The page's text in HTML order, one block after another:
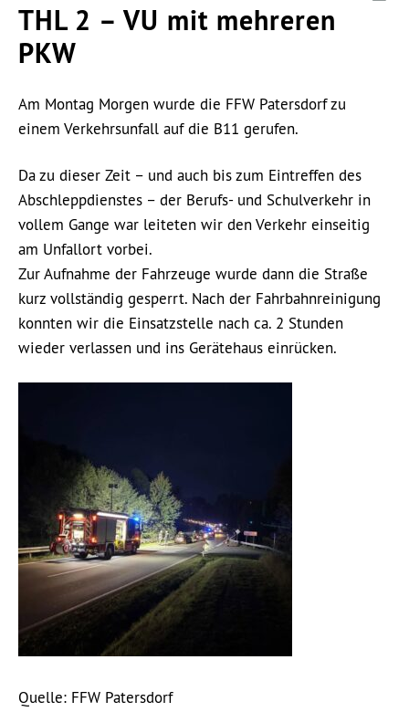
THL 2 – VU mit mehreren
PKW
Am Montag Morgen wurde die FFW Patersdorf zu
einem Verkehrsunfall auf die B11 gerufen.
Da zu dieser Zeit – und auch bis zum Eintreffen des
Abschleppdienstes – der Berufs- und Schulverkehr in
vollem Gange war leiteten wir den Verkehr einseitig
am Unfallort vorbei.
Zur Aufnahme der Fahrzeuge wurde dann die Straße
kurz vollständig gesperrt. Nach der Fahrbahnreinigung
konnten wir die Einsatzstelle nach ca. 2 Stunden
wieder verlassen und ins Gerätehaus einrücken.
Quelle: FFW Patersdorf